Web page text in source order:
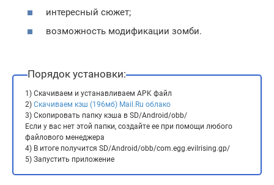
интересный сюжет;
возможность модификации зомби.
Порядок установки:
1) Скачиваем и устанавливаем APK файл
2) Скачиваем кэш (196мб) Mail.Ru облако
3) Скопировать папку кэша в SD/Android/obb/
Если у вас нет этой папки, создайте ее при помощи любого
файлового менеджера
4) В итоге получится SD/Android/obb/com.egg.evilrising.gp/
5) Запустить приложение